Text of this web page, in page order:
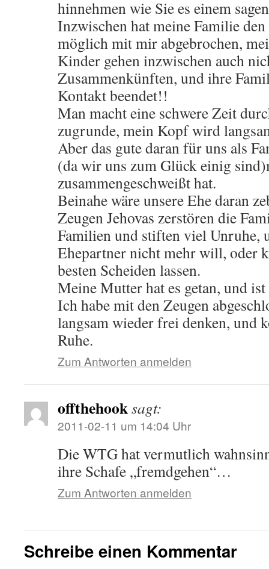
hinnehmen wie Sie es einem
Inzwischen hat meine Familie
möglich mit mir abgebrochen,
Kinder gehen inzwischen auch
Zusammenkünften, und ihre
Kontakt beendet!!
Man macht eine schwere Zeit
zugrunde, mein Kopf wird
Aber das gute daran für uns als
(da wir uns zum Glück einig
zusammengeschweißt hat.
Beinahe wäre unsere Ehe daran
Zeugen Jehovas zerstören die
Familien und stiften viel Unruhe,
Ehepartner nicht mehr will, oder
besten Scheiden lassen.
Meine Mutter hat es getan, und
Ich habe mit den Zeugen
langsam wieder frei denken, und
Ruhe.
Zum Antworten anmelden
offthehooksagt:
2011-02-11 um 14:04 Uhr
Die WTG hat vermutlich
ihre Schafe „fremdgehen“…
Zum Antworten anmelden
Schreibe einen Kommentar